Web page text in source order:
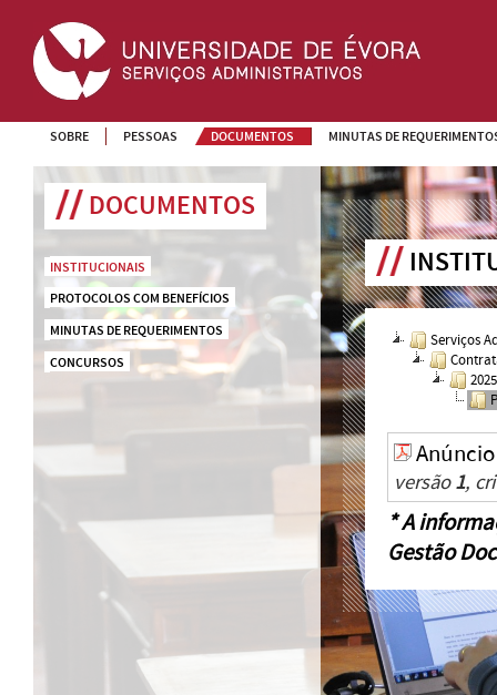
SOBRE PESSOAS DOCUMENTOS MINUTAS DE
DOCUMENTOS
INSTITUCIONAIS
PROTOCOLOS COM BENEFÍCIOS
MINUTAS DE REQUERIMENTOS
CONCURSOS
Serviços
2025
versão1,
* A
Gestão